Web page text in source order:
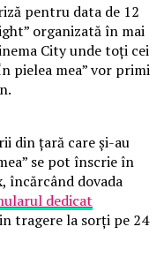
pentru data de 12
organizată în mai
City unde toți cei
pielea mea” vor primi
din țară care și-au
se pot înscrie în
încărcând dovada
dedicat
tragere la sorți pe 24